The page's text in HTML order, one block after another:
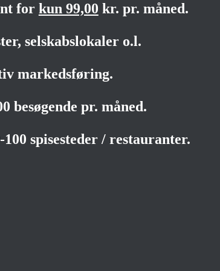
for kun 99,00 kr. pr. måned.
selskabslokaler o.l.
markedsføring.
besøgende pr. måned.
spisesteder / restauranter.